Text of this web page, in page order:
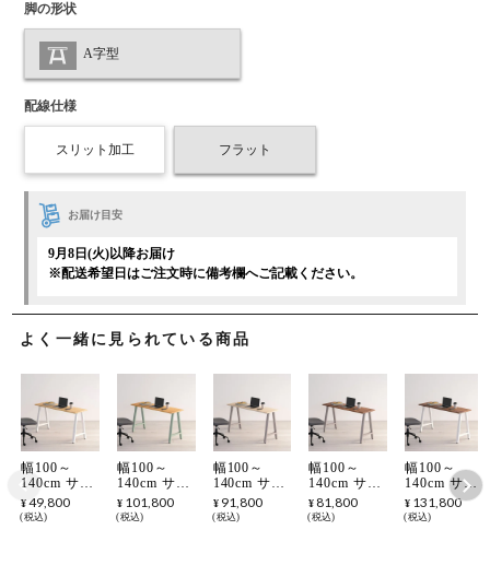
よく一緒に見られている商品
幅100～
140cm サイ
ズオーダー
デスク
¥ 49,800
税込
幅100～
140cm サイ
ズオーダー
デスク
¥ 101,800
税込
幅100～
140cm サイ
ズオーダー
デスク
¥ 91,800
税込
幅100～
140cm サイ
ズオーダー
デスク
¥ 81,800
税込
幅100～
140cm サイ
ズオーダー
デスク
¥ 131,800
税込
脚の形状
A字型
配線仕様
スリット加工 フラット
お届け目安
9月8日(火)以降お届け
※配送希望日はご注文時に備考欄へご記載ください。